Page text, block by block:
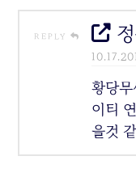
REPLY
황당
이티
을것